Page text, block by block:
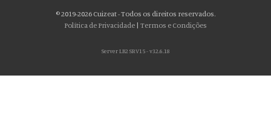
© 2019-2026 Cuizeat - Todos os direitos reservados.
Política de Privacidade | Termos e Condições
Server LB2 SRV15 - v32.6.18